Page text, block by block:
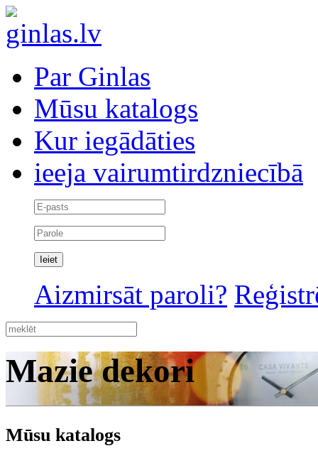
Par Ginlas
Mūsu katalogs
Kur iegādāties
ieeja vairumtirdzniecībā
Aizmirsāt paroli?
Mazie dekori
Mūsu katalogs